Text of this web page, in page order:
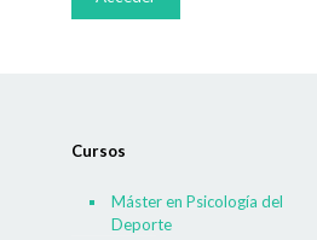
Cursos
Máster en Psicología del
Deporte